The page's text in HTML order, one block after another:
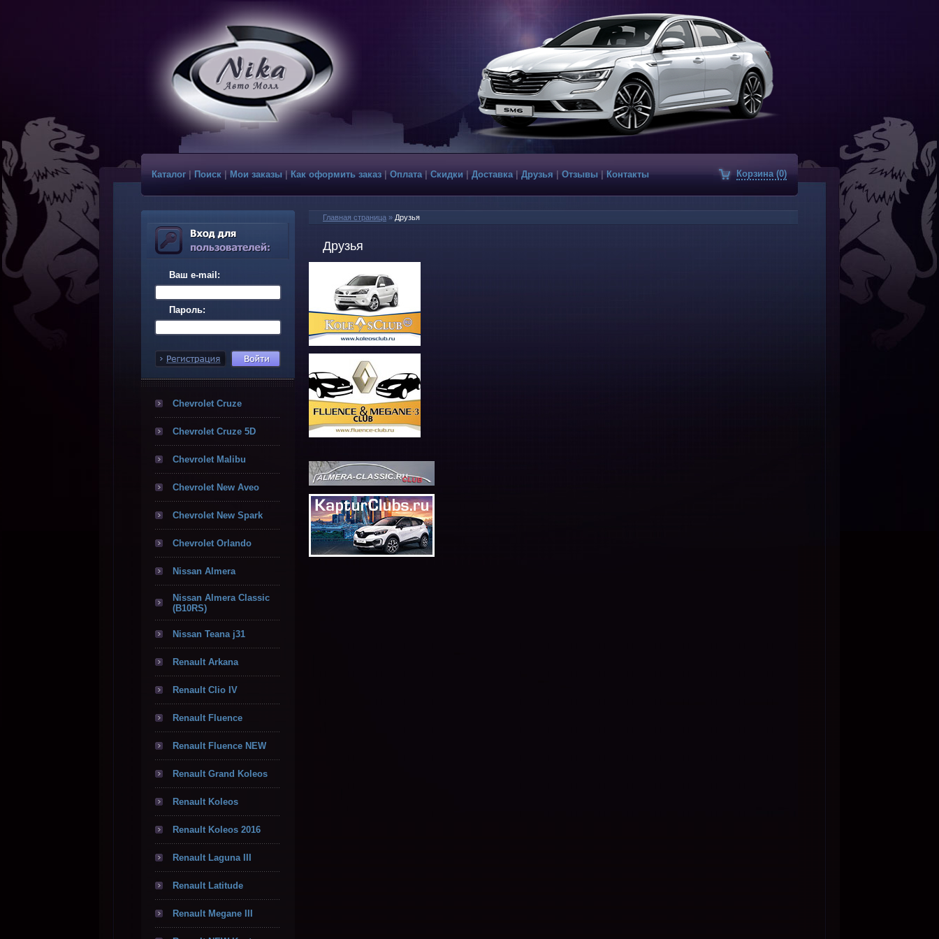
Каталог Поиск|Мои заказы|Как оформить заказ Оплата| Скидки Доставка| Друзья Отзывы Контакты Корзина (0)
Ваш e-mail:
Пароль:
Chevrolet Cruze
Chevrolet Cruze 5D
Chevrolet Malibu
Chevrolet New Aveo
Chevrolet New Spark
Chevrolet Orlando
Nissan Almera
Nissan Almera Classic
(B10RS)
Nissan Teana j31
Renault Arkana
Renault Clio IV
Renault Fluence
Renault Fluence NEW
Renault Grand Koleos
Renault Koleos
Renault Koleos 2016
Renault Laguna III
Renault Latitude
Renault Megane III
Главная страница » Друзья
Друзья